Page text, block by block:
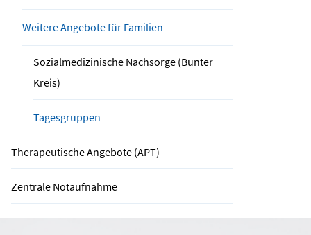
Weitere Angebote für Familien
Sozialmedizinische Nachsorge (Bunter
Kreis)
Tagesgruppen
Therapeutische Angebote (APT)
Zentrale Notaufnahme